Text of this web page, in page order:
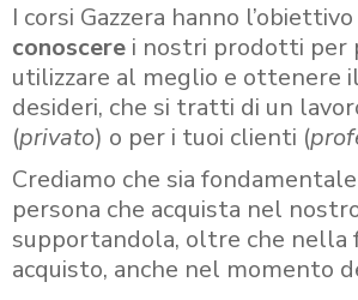
I corsi Gazzera hanno
conoscere i nostri prodotti per
utilizzare al meglio e ottenere
desideri, che si tratti di un
(privato) o per i tuoi clienti (
Crediamo che sia fondamentale
persona che acquista nel
supportandola, oltre che nella
acquisto, anche nel momento